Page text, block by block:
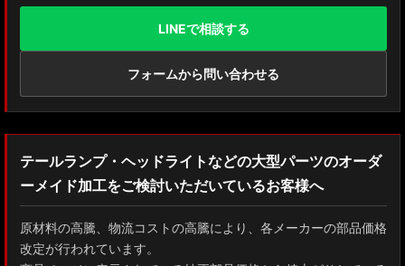
LINEで相談する
フォームから問い合わせる
テールランプ・ヘッドライトなどの大型パーツのオーダ
ーメイド加工をご検討いただいているお客様へ
原材料の高騰、物流コストの高騰により、各メーカーの部品価格
改定が行われています。